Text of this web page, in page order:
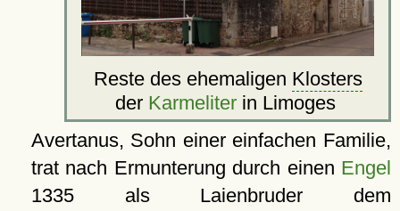
Reste des ehemaligen Klosters
der Karmeliterin Limoges
Avertanus, Sohn einer einfachen Familie,
trat nach Ermunterung durch einen Engel
1335 als Laienbruder dem